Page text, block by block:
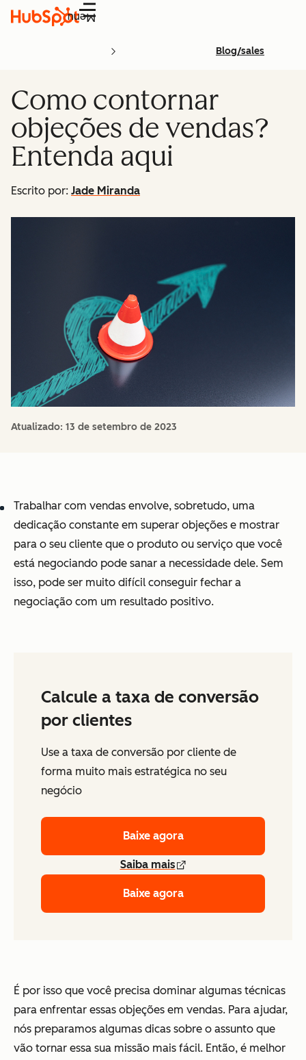
Menu
Blog/sales
Como contornar
objeções de vendas?
Entenda aqui
Escrito por: Jade Miranda
Atualizado: 13 de setembro de 2023
Trabalhar com vendas envolve, sobretudo, uma
dedicação constante em superar objeções e mostrar
para o seu cliente que o produto ou serviço que você
está negociando pode sanar a necessidade dele. Sem
isso, pode ser muito difícil conseguir fechar a
negociação com um resultado positivo.
Calcule a taxa de conversão
por clientes
Use a taxa de conversão por cliente de
forma muito mais estratégica no seu
negócio
Baixe agora
Saiba mais
Baixe agora
É por isso que você precisa dominar algumas técnicas
para enfrentar essas objeções em vendas. Para ajudar,
nós preparamos algumas dicas sobre o assunto que
vão tornar essa sua missão mais fácil. Então, é melhor